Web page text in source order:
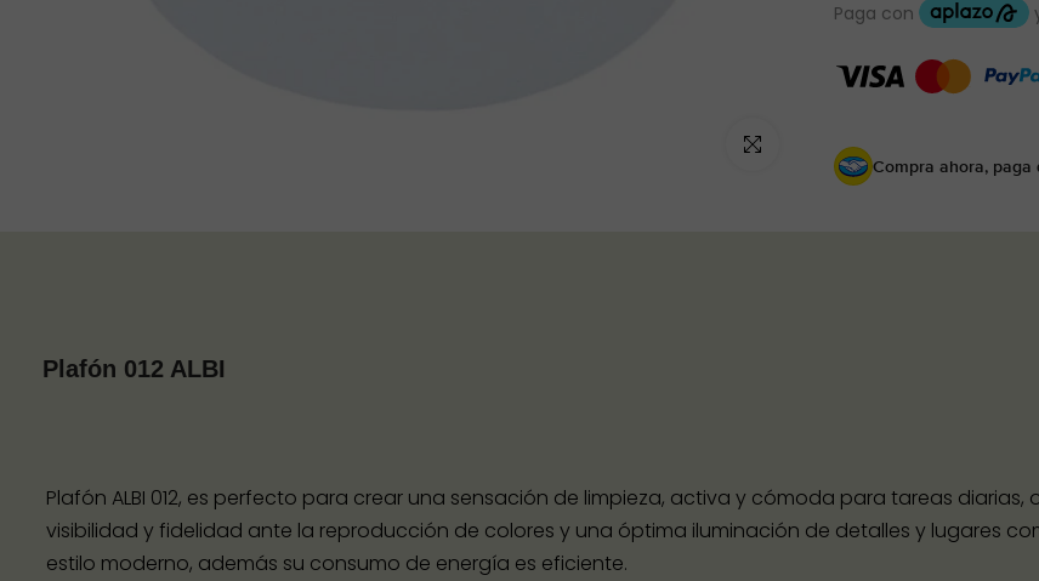
Haz clic para ampliar
Compra ahora, paga
Plafón 012 ALBI
Plafón ALBI 012, es perfecto para crear una sensación de limpieza, activa y cómoda para tareas
visibilidad y fidelidad ante la reproducción de colores y una óptima iluminación de detalles y lugares
estilo moderno, además su consumo de energía es eficiente.